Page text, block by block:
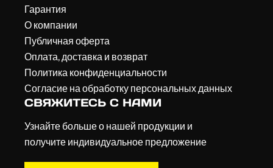
Гарантия
О компании
Публичная оферта
Оплата, доставка и возврат
Политика конфиденциальности
Согласие на обработку персональных данных
СВЯЖИТЕСЬ С НАМИ
Узнайте больше о нашей продукции и
получите индивидуальное предложение